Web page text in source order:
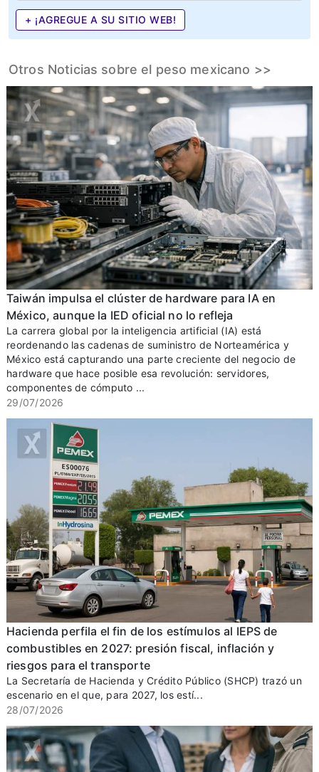
+ ¡AGREGUE A SU SITIO WEB!
Otros Noticias sobre el peso mexicano >>
Taiwán impulsa el clúster de hardware para IA en
México, aunque la IED oficial no lo refleja
La carrera global por la inteligencia artificial (IA) está
reordenando las cadenas de suministro de Norteamérica y
México está capturando una parte creciente del negocio de
hardware que hace posible esa revolución: servidores,
componentes de cómputo ...
29/07/2026
Hacienda perfila el fin de los estímulos al IEPS de
combustibles en 2027: presión fiscal, inflación y
riesgos para el transporte
La Secretaría de Hacienda y Crédito Público (SHCP) trazó un
escenario en el que, para 2027, los estí...
28/07/2026